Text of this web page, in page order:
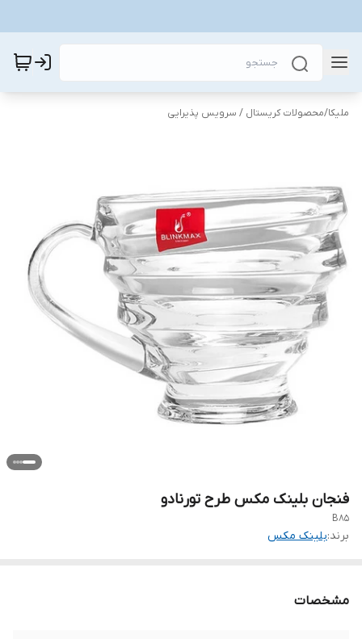
ملیکا/محصولات کریستال / سرویس پذیرایی
فنجان بلینک مکس طرح تورنادو
B85
برند:بلینک مکس
مشخصات